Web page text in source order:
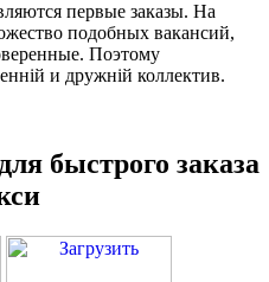
первые заказы. На
подобных вакансий,
Поэтому
и дружній коллектив.
быстрого заказа